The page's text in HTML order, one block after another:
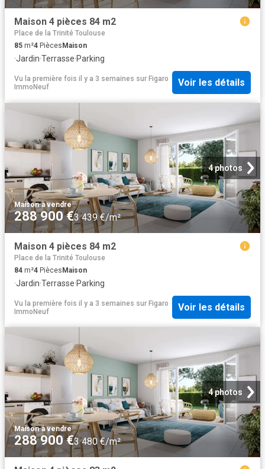
Maison 4 pièces 84 m2
Place de la Trinité Toulouse
85 m²4 Pièces Maison
·Jardin·Terrasse·Parking
Vu la première fois il y a 3 semaines sur Figaro
ImmoNeuf
Voir les détails
4 photos
Maison·à vendre
288 900 €3 439 €/m²
Maison 4 pièces 84 m2
Place de la Trinité Toulouse
84 m²4 PiècesMaison
·Jardin·Terrasse·Parking
Vu la première fois il y a 3 semaines sur Figaro
ImmoNeuf
Voir les détails
4 photos
Maison·à vendre
288 900 €3 480 €/m²